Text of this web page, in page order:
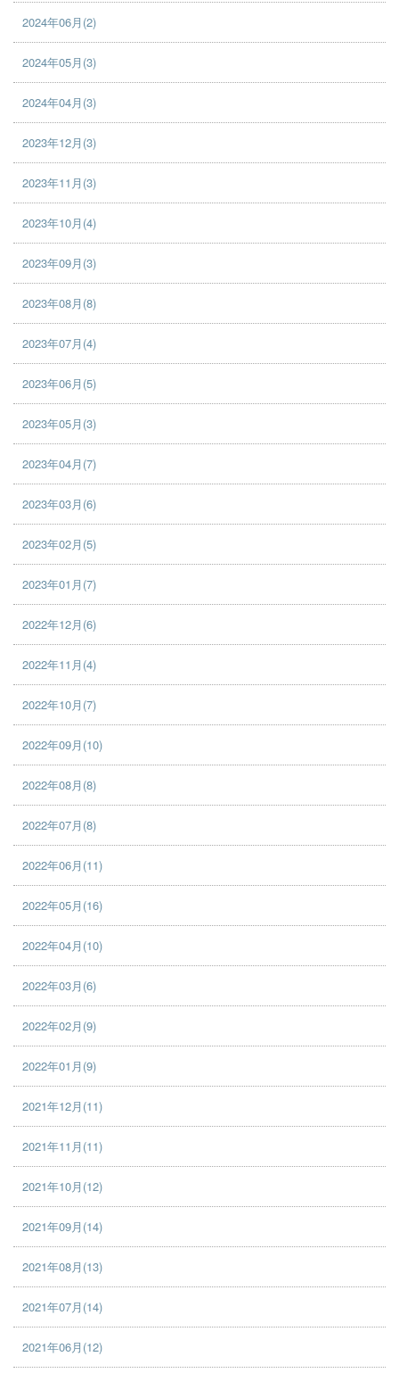
2024年06月(2)
2024年05月(3)
2024年04月(3)
2023年12月(3)
2023年11月(3)
2023年10月(4)
2023年09月(3)
2023年08月(8)
2023年07月(4)
2023年06月(5)
2023年05月(3)
2023年04月(7)
2023年03月(6)
2023年02月(5)
2023年01月(7)
2022年12月(6)
2022年11月(4)
2022年10月(7)
2022年09月(10)
2022年08月(8)
2022年07月(8)
2022年06月(11)
2022年05月(16)
2022年04月(10)
2022年03月(6)
2022年02月(9)
2022年01月(9)
2021年12月(11)
2021年11月(11)
2021年10月(12)
2021年09月(14)
2021年08月(13)
2021年07月(14)
2021年06月(12)